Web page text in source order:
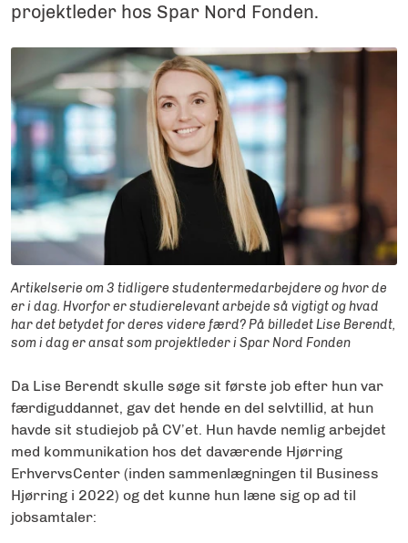
projektleder hos Spar Nord Fonden.
Artikelserie om 3 tidligere studentermedarbejdere og hvor de
er i dag. Hvorfor er studierelevant arbejde så vigtigt og hvad
har det betydet for deres videre færd? På billedet Lise Berendt,
som i dag er ansat som projektleder i Spar Nord Fonden
Da Lise Berendt skulle søge sit første job efter hun var
færdiguddannet, gav det hende en del selvtillid, at hun
havde sit studiejob på CV’et. Hun havde nemlig arbejdet
med kommunikation hos det daværende Hjørring
ErhvervsCenter (inden sammenlægningen til Business
Hjørring i 2022) og det kunne hun læne sig op ad til
jobsamtaler: